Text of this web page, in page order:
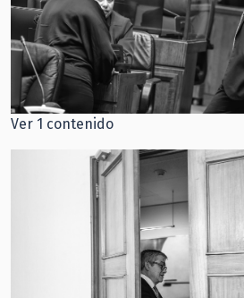
Ver 1 contenido